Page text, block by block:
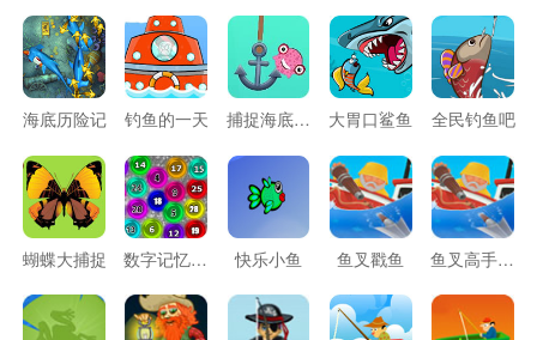
海底历险记 钓鱼的一天 捕捉海底怪物 大胃口鲨鱼 全民钓鱼吧
蝴蝶大捕捉 数字记忆捕鱼 快乐小鱼 鱼叉戳鱼 鱼叉高手无敌版